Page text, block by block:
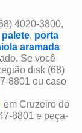
4020-3800,
palete, porta
aramada
Se você
disk (68)
8801 ou caso
em Cruzeiro do
8801 e peça-